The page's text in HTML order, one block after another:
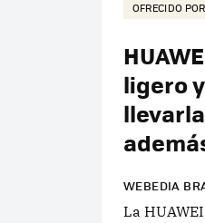
OFRECIDO
ligero
WEBEDIA
La